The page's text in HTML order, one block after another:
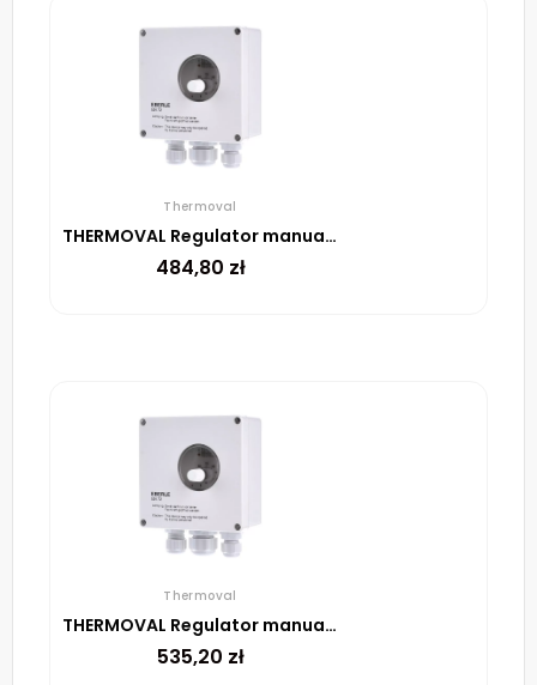
Thermoval
THERMOVAL Regulator manualny UTR 60
484,80 zł
Thermoval
THERMOVAL Regulator manualny UTR 100
535,20 zł